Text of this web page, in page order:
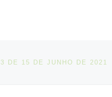
DE 15 DE JUNHO DE 2021